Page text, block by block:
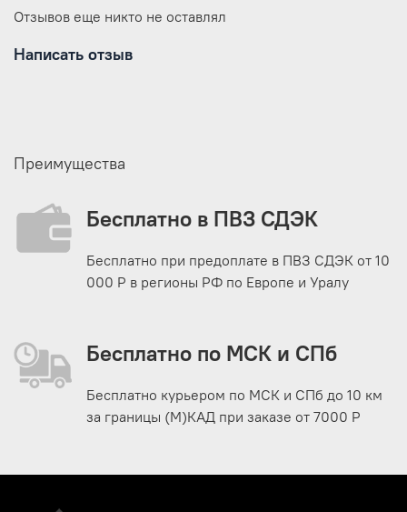
Отзывов еще никто не оставлял
Написать отзыв
Преимущества
Бесплатно в ПВЗ СДЭК
Бесплатно при предоплате в ПВЗ СДЭК от 10
000 Р в регионы РФ по Европе и Уралу
Бесплатно по МСК и СПб
Бесплатно курьером по МСК и СПб до 10 км
за границы (М)КАД при заказе от 7000 Р